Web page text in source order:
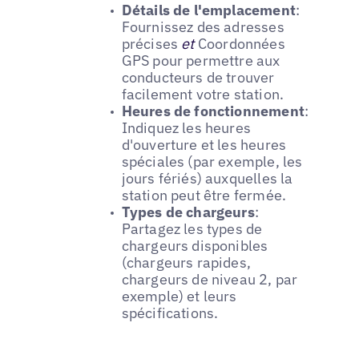
Détails de l'emplacement:
Fournissez des adresses
précises etCoordonnées
GPS pour permettre aux
conducteurs de trouver
facilement votre station.
Heures de fonctionnement:
Indiquez les heures
d'ouverture et les heures
spéciales (par exemple, les
jours fériés) auxquelles la
station peut être fermée.
Types de chargeurs:
Partagez les types de
chargeurs disponibles
(chargeurs rapides,
chargeurs de niveau 2, par
exemple) et leurs
spécifications.